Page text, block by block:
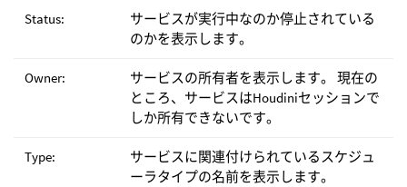
Status:
サービスが実行中なのか停止されている
のかを表示します。
Owner:
サービスの所有者を表示します。 現在の
ところ、サービスはHoudiniセッションで
しか所有できないです。
Type:
サービスに関連付けられているスケジュ
ーラタイプの名前を表示します。